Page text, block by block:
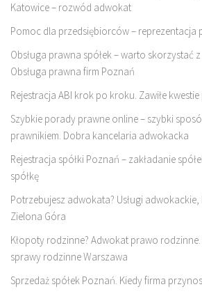
Katowice – rozwód adwokat
Pomoc dla przedsiębiorców – reprezentacja
Obsługa prawna spółek – warto skorzystać
Obsługa prawna firm Poznań
Rejestracja ABI krok po kroku. Zawiłe
Szybkie porady prawne online – szybki
prawnikiem. Dobra kancelaria adwokacka
Rejestracja spółki Poznań – zakładanie
spółkę
Potrzebujesz adwokata? Usługi
Zielona Góra
Kłopoty rodzinne? Adwokat prawo
sprawy rodzinne Warszawa
Sprzedaż spółek Poznań. Kiedy firma